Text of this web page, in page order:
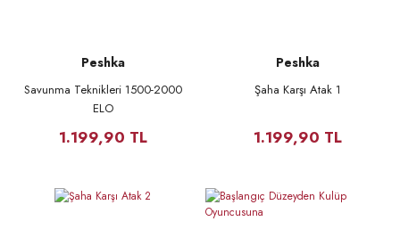
Peshka
Savunma Teknikleri 1500-2000
ELO
1.199,90 TL
Peshka
Şaha Karşı Atak 1
1.199,90 TL